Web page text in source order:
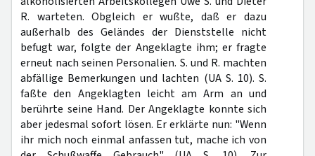
R. warteten. Obgleich er wußte, daß er dazu
außerhalb des Geländes der Dienststelle nicht
befugt war, folgte der Angeklagte ihm; er fragte
erneut nach seinen Personalien. S. und R. machten
abfällige Bemerkungen und lachten (UA S. 10). S.
faßte den Angeklagten leicht am Arm an und
berührte seine Hand. Der Angeklagte konnte sich
aber jedesmal sofort lösen. Er erklärte nun: "Wenn
ihr mich noch einmal anfassen tut, mache ich von